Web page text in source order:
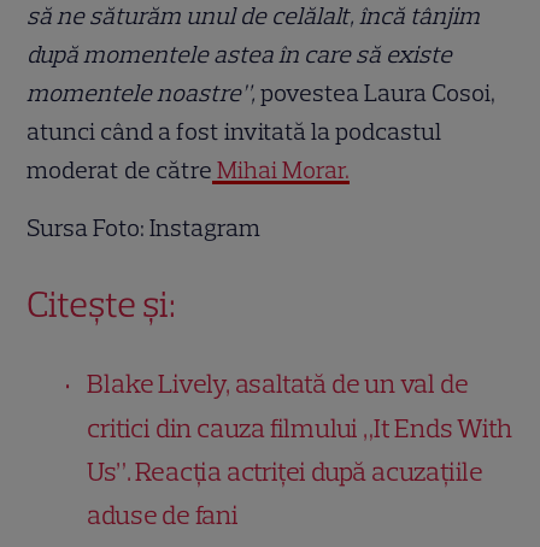
să ne săturăm unul de celălalt, încă tânjim
după momentele astea în care să existe
momentele noastre”, povestea Laura Cosoi,
atunci când a fost invitată la podcastul
moderat de către Mihai Morar.
Sursa Foto: Instagram
Citește și:
Blake Lively, asaltată de un val de
critici din cauza filmului „It Ends With
Us”. Reacția actriței după acuzațiile
aduse de fani